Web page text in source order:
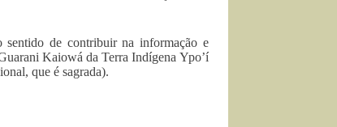
sentido de contribuir na informação e
Kaiowá da Terra Indígena Ypo’í
que é sagrada).